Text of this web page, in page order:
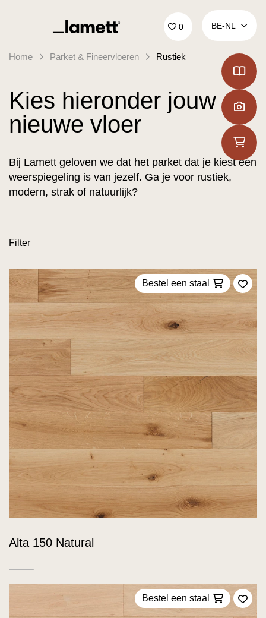
Terug naar home 0 BE‑NL
Home Parket & Fineervloeren Rustiek
Kies hieronder jouw
nieuwe vloer
Bij Lamett geloven we dat het parket dat je kiest een
weerspiegeling is van jezelf. Ga je voor rustiek,
modern, strak of natuurlijk?
Filter
Bestel een staal
Alta 150 Natural
Bestel een staal